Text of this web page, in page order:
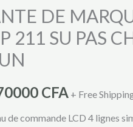
DE
211 SU PAS
:
CFA.
CFA
actuel
est :
+ Free
de commande LCD 4 lignes